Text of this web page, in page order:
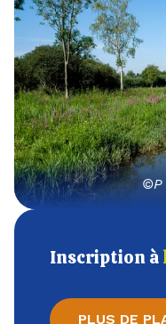
©P
Inscription à
PLUS DE